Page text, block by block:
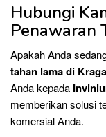
Hubungi
Penawaran
Apakah Anda
tahan lama di
Anda kepada
memberikan solusi
komersial Anda.